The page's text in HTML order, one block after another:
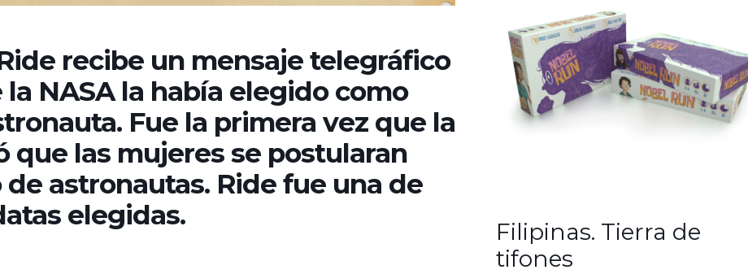
recibe un mensaje telegráfico
NASA la había elegido como
Fue la primera vez que la
que las mujeres se postularan
astronautas. Ride fue una de
elegidas.
Filipinas. Tierra de
tifones